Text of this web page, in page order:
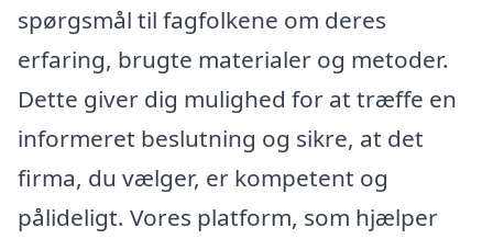
spørgsmål til fagfolkene om deres
erfaring, brugte materialer og metoder.
Dette giver dig mulighed for at træffe en
informeret beslutning og sikre, at det
firma, du vælger, er kompetent og
pålideligt. Vores platform, som hjælper